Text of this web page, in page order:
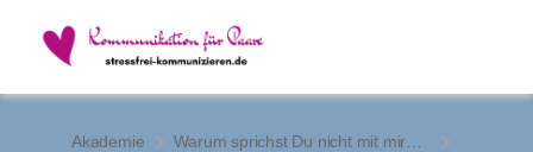
Akademie